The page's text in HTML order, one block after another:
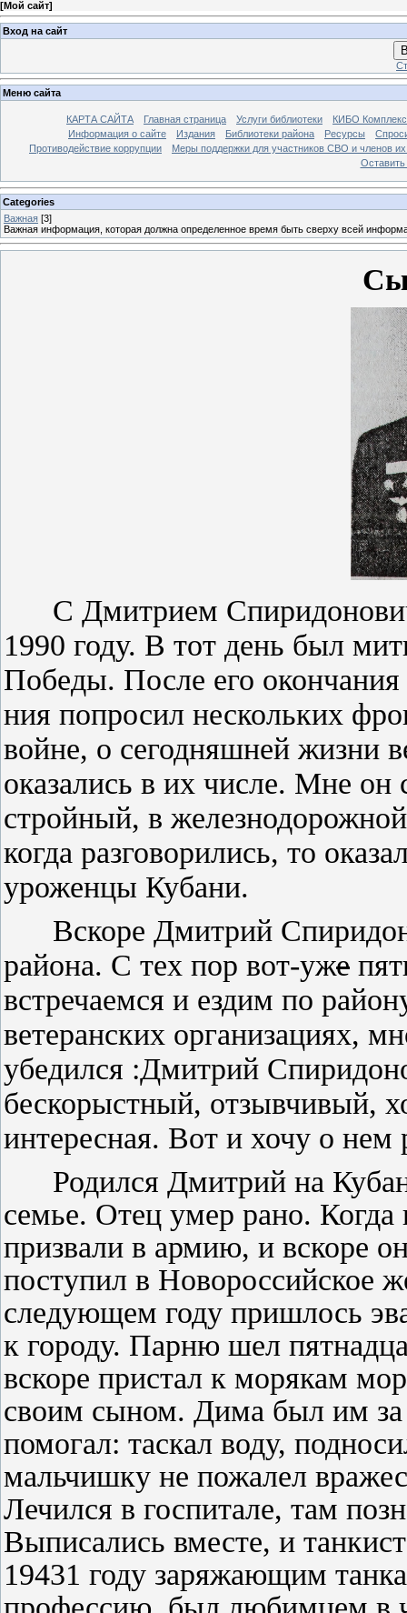
[Мой сайт]
Вход на сайт
Меню сайта
КАРТА САЙТА Главная страница Услуги библиотеки
КИБО
Информация о сайте
Издания Библиотеки района Ресурсы
Противодействие коррупции
Меры поддержки для участников СВО и членов
Оставить
Categories
Важная [3]
Важная информация, которая должна определенное время быть сверху всей
С Дмитрием
1990 го­ду. В тот день был
Победы. После его
ния попросил нескольких
войне, о сегодняшней жизни
оказались в их числе. Мне он
стройный, в
когда раз­говорились, то
уроженцы Кубани.
Вскоре Дмитрий
района. С тех пор вот-уже
встречаемся и ездим по
вете­ранских организациях,
убедил­ся :Дмитрий
бескорыст­ный, отзывчивый,
интересная. Вот и хочу о нем
Родился Дмитрий на
семье. Отец умер рано. Когда
призвали в армию, и вскоре
поступил в Новороссийское
следующем году при­шлось
к городу. Парню шел
вскоре при­стал к морякам
своим сыном. Дима был им за
помогал: таскал воду,
мальчишку не пожалел
Лечился в госпита­ле, там
Выписались вместе, и
19431 году заряжающим